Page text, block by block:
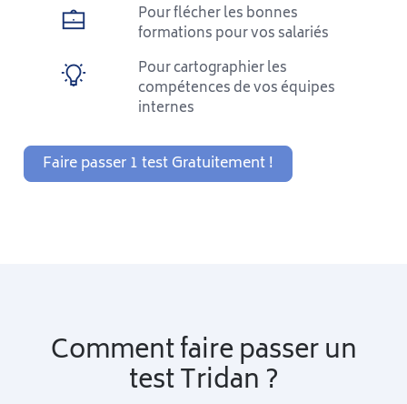
Pour flécher les bonnes
formations pour vos salariés
Pour cartographier les
compétences de vos équipes
internes
Faire passer 1 test Gratuitement !
Comment faire passer un
test Tridan ?